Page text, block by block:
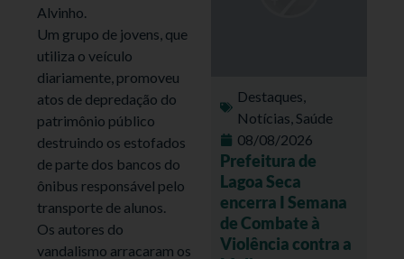
Alvinho.
Um grupo de jovens, que
utiliza o veículo
diariamente, promoveu
atos de depredação do
patrimônio público
destruindo os estofados
de parte dos bancos do
ônibus responsável pelo
transporte de alunos.
Os autores do
vandalismo arracaram os
Destaques,
Notícias,Saúde
08/08/2026
Prefeitura de
Lagoa Seca
encerra I Semana
de Combate à
Violência contra a